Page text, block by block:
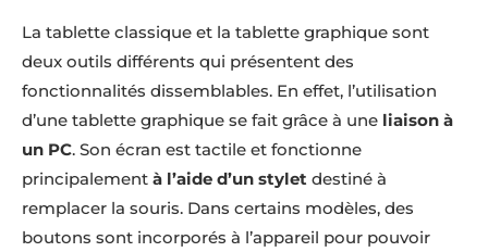
La tablette classique et la tablette graphique sont
deux outils différents qui présentent des
fonctionnalités dissemblables. En effet, l’utilisation
d’une tablette graphique se fait grâce à une liaison à
un PC. Son écran est tactile et fonctionne
principalement à l’aide d’un stylet destiné à
remplacer la souris. Dans certains modèles, des
boutons sont incorporés à l’appareil pour pouvoir